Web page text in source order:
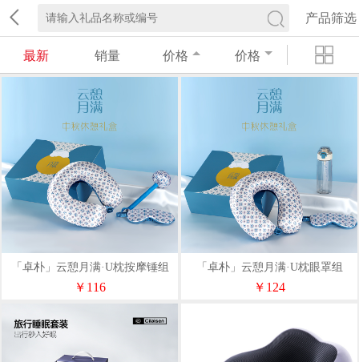
产品筛选
最新 销量 价格 价格
「卓朴」云憩月满·U枕按摩锤组
￥116
「卓朴」云憩月满·U枕眼罩组
￥124